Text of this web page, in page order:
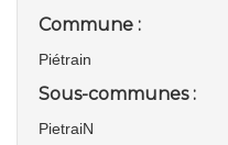
Commune :
Piétrain
Sous-communes :
PietraiN